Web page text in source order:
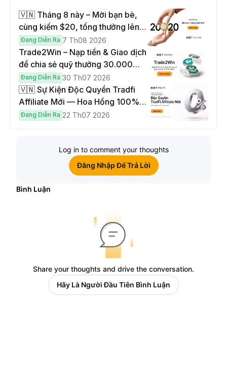
🇻🇳 Tháng 8 này – Mời bạn bè,
cùng kiếm $20, tổng thưởng lên
đến $1,000
Đang Diễn Ra 7 Th08 2026
Trade2Win – Nạp tiền & Giao dịch
để chia sẻ quỹ thưởng 30.000
USDT
Đang Diễn Ra 30 Th07 2026
🇻🇳 Sự Kiện Độc Quyền Tradfi
Affiliate Mới — Hoa Hồng 100% &
Hoàn Phí Qua Đêm
Đang Diễn Ra 22 Th07 2026
Log in to comment your thoughts
Đăng Nhập Để Trả Lời
Bình Luận
Share your thoughts and drive the conversation.
Hãy Là Người Đầu Tiên Bình Luận